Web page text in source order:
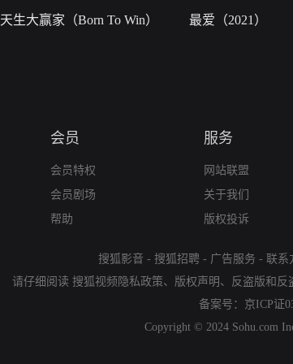
天生大赢家（Born To Win） 最爱（2021）
会员
会员特权
会员剧场
帮助
服务
网站联盟
关于我们
版权投诉
搜狐影音 - 搜狐招聘 - 广告服务 - 联系
请仔细阅读 搜狐视频隐私政策、 版权声明 、 反盗版和反
备案号： 京ICP证
Copyright © 2024 Sohu.com